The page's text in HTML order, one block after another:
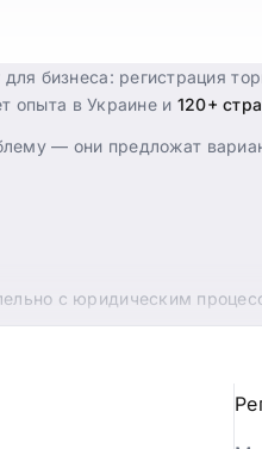
бизнеса: регистрация
опыта в Украине и 120+
— они предложат
с юридическим
с разработкой